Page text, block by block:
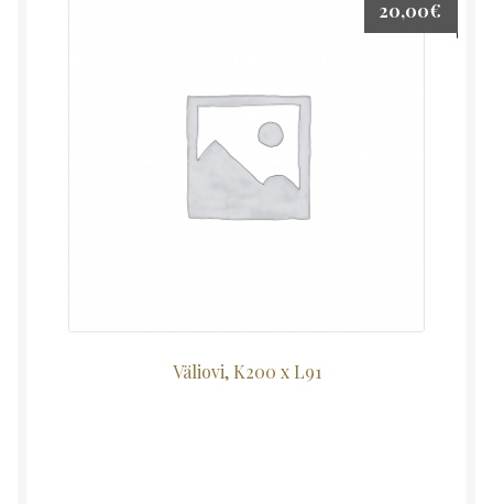
Väliovi, K200 x L91
20,00€